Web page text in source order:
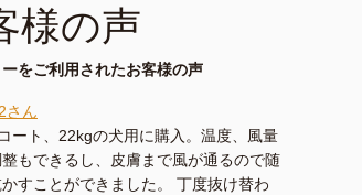
様の声
ーをご利用されたお客様の声
さん
ート、22kgの犬用に購入。温度、風量
整もできるし、皮膚まで風が通るので随
すことができました。 丁度抜け替わ